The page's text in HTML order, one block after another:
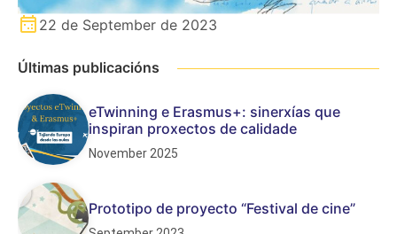
22 de September de 2023
Últimas publicacións
eTwinning e Erasmus+: sinerxías que
inspiran proxectos de calidade
November 2025
Prototipo de proyecto “Festival de cine”